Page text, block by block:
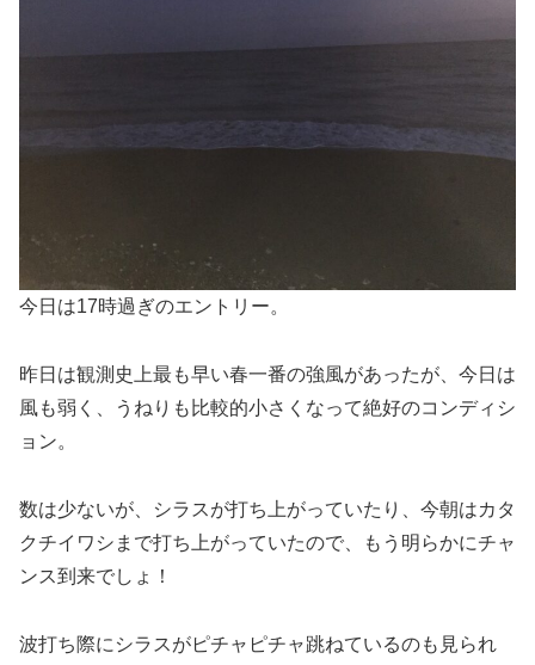
今日は17時過ぎのエントリー。
昨日は観測史上最も早い春一番の強風があったが、今日は
風も弱く、うねりも比較的小さくなって絶好のコンディシ
ョン。
数は少ないが、シラスが打ち上がっていたり、今朝はカタ
クチイワシまで打ち上がっていたので、もう明らかにチャ
ンス到来でしょ！
波打ち際にシラスがピチャピチャ跳ねているのも見られ